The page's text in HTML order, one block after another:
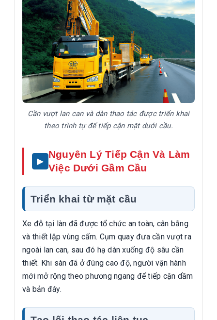
Cần vượt lan can và dàn thao tác được triển khai
theo trình tự để tiếp cận mặt dưới cầu.
Nguyên Lý Tiếp Cận Và Làm
Việc Dưới Gầm Cầu
Triển khai từ mặt cầu
Xe đỗ tại làn đã được tổ chức an toàn, cân bằng
và thiết lập vùng cấm. Cụm quay đưa cần vượt ra
ngoài lan can, sau đó hạ dàn xuống độ sâu cần
thiết. Khi sàn đã ở đúng cao độ, người vận hành
mới mở rộng theo phương ngang để tiếp cận dầm
và bản đáy.